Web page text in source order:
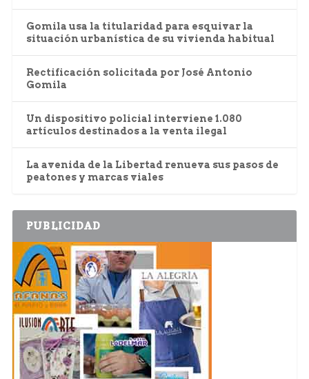
Gomila usa la titularidad para esquivar la
situación urbanística de su vivienda habitual
Rectificación solicitada por José Antonio
Gomila
Un dispositivo policial interviene 1.080
artículos destinados a la venta ilegal
La avenida de la Libertad renueva sus pasos de
peatones y marcas viales
PUBLICIDAD